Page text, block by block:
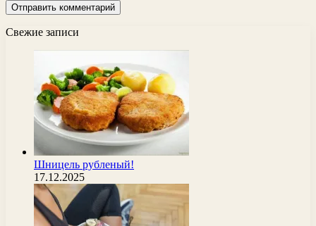
Свежие записи
Шницель рубленый!
17.12.2025